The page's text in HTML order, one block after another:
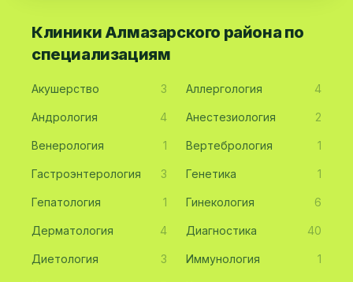
Клиники Алмазарского района по
специализациям
Акушерство 3 Аллергология 4
Андрология 4 Анестезиология 2
Венерология 1 Вертебрология 1
Гастроэнтерология 3 Генетика 1
Гепатология 1 Гинекология 6
Дерматология 4 Диагностика 40
Диетология 3 Иммунология 1